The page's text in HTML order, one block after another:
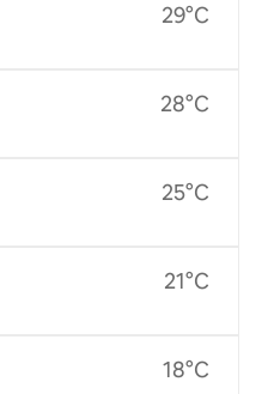
29°C
28°C
25°C
21°C
18°C